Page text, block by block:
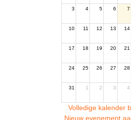
3 4 5 6 7
10 11 12 13 14
17 18 19 20 21
24 25 26 27 28
31 1 2 3 4
Volledige kalender
Nieuw evenement